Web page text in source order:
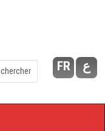
FR ع